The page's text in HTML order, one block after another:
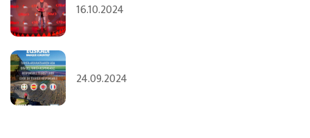
16.10.2024
24.09.2024